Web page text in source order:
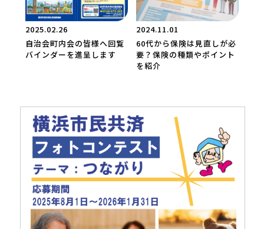
2025.02.26
自治会町内会の皆様へ回覧
バインダーを進呈します
2024.11.01
60代から保険は見直しが必
要？保険の種類やポイント
を紹介